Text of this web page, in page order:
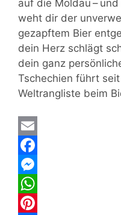
auf die Moldau –
weht dir der
gezapftem Bier
dein Herz schlägt
dein ganz
Tschechien führt
Weltrangliste beim
E
m
a
F
a
c
M
e
W